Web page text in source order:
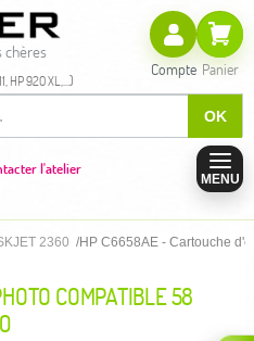
chères
HP 920 XL,...)
OK
Compte Panier
l'atelier
MENU
2360 HP C6658AE - Cartouche
COMPATIBLE 58